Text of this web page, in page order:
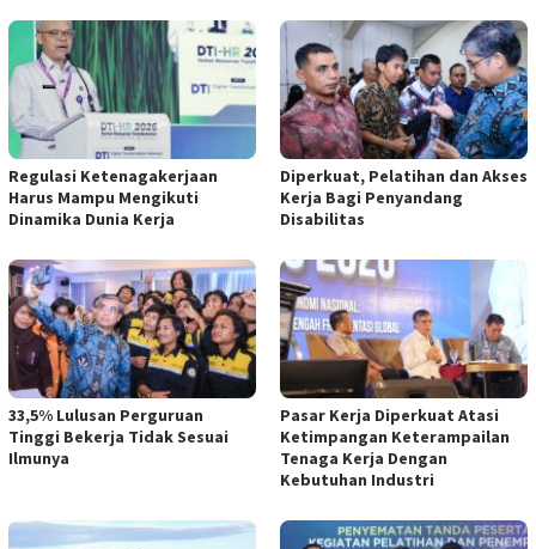
Regulasi Ketenagakerjaan
Harus Mampu Mengikuti
Dinamika Dunia Kerja
Diperkuat, Pelatihan dan Akses
Kerja Bagi Penyandang
Disabilitas
33,5% Lulusan Perguruan
Tinggi Bekerja Tidak Sesuai
Ilmunya
Pasar Kerja Diperkuat Atasi
Ketimpangan Keterampailan
Tenaga Kerja Dengan
Kebutuhan Industri